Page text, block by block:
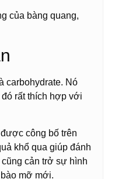
của bàng quang,
carbohydrate. Nó
rất thích hợp với
công bố trên
khổ qua giúp đánh
cản trở sự hình
mỡ mới.